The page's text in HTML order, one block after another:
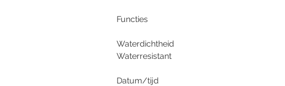
Functies
Waterdichtheid
Waterresistant
Datum/tijd